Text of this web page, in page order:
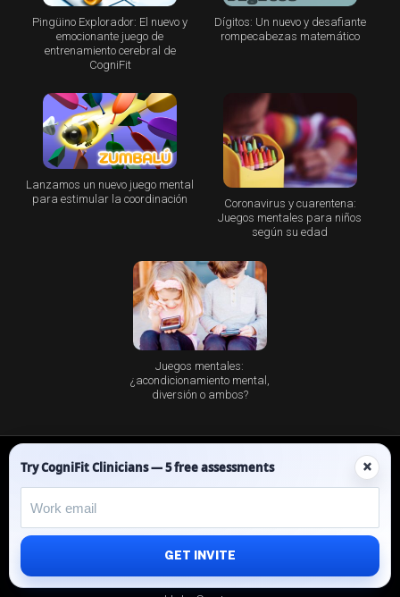
Pingüino Explorador: El nuevo y
emocionante juego de
entrenamiento cerebral de
CogniFit
Dígitos: Un nuevo y desafiante
rompecabezas matemático
Lanzamos un nuevo juego mental
para estimular la coordinación
Coronavirus y cuarentena:
Juegos mentales para niños
según su edad
Juegos mentales:
¿acondicionamiento mental,
diversión o ambos?
Facebook
Twitter
Instagram
Pinterest
LinkedIn
YouTube
Spotify
Scientific Validation
Privacy Policy
Try CogniFit Clinicians — 5 free assessments ×
GET INVITE